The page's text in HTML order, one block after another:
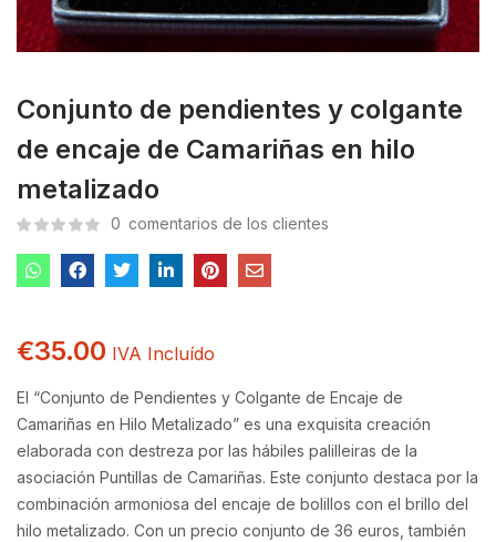
Conjunto de pendientes y colgante
de encaje de Camariñas en hilo
metalizado
0 comentarios de los clientes
€35.00 IVA Incluído
El “Conjunto de Pendientes y Colgante de Encaje de
Camariñas en Hilo Metalizado” es una exquisita creación
elaborada con destreza por las hábiles palilleiras de la
asociación Puntillas de Camariñas. Este conjunto destaca por la
combinación armoniosa del encaje de bolillos con el brillo del
hilo metalizado. Con un precio conjunto de 36 euros, también